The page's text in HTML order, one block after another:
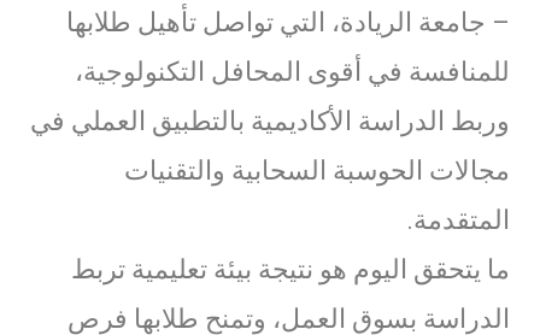
– جامعة الريادة، التي تواصل تأهيل طلابها
للمنافسة في أقوى المحافل التكنولوجية،
وربط الدراسة الأكاديمية بالتطبيق العملي في
مجالات الحوسبة السحابية والتقنيات
المتقدمة.
ما يتحقق اليوم هو نتيجة بيئة تعليمية تربط
الدراسة بسوق العمل، وتمنح طلابها فرص